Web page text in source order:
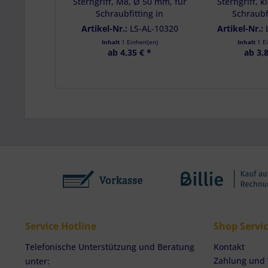
Schraubfitting in
Airlineschiene
Artikel-Nr.: LS-AL-10320
Inhalt 1 Einheit(en)
ab 4,35 € *
Artikel-Nr.:
Inhalt 1
ab
Service Hotline
Telefonische Unterstützung und Beratung
unter:
Shop
Kontakt
Zahlung und